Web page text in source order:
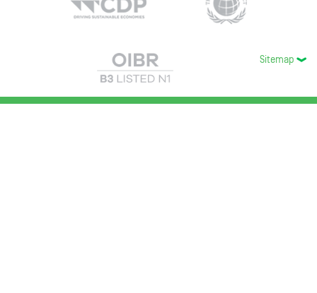
Sitemap